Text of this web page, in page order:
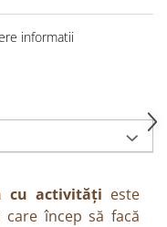
informatii
cu activități este
încep să facă